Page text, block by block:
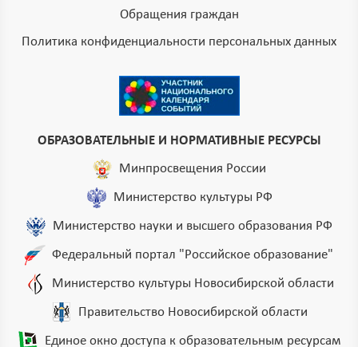
Обращения граждан
Политика конфиденциальности персональных данных
ОБРАЗОВАТЕЛЬНЫЕ И НОРМАТИВНЫЕ РЕСУРСЫ
Минпросвещения России
Министерство культуры РФ
Министерство науки и высшего образования РФ
Федеральный портал "Российское образование"
Министерство культуры Новосибирской области
Правительство Новосибирской области
Единое окно доступа к образовательным ресурсам